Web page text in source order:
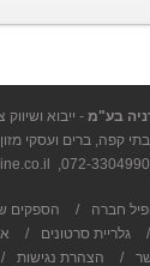
בע"מ - ייבוא
קפה, ברים ועסקי מזון
072-3304990
,
חברה / הספקים
/ גלריית סרטונים /
/ הצהרת נגישות /